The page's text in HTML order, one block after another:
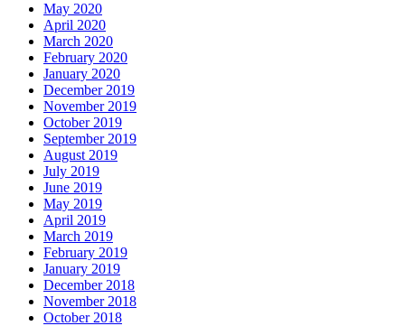
May 2020
April 2020
March 2020
February 2020
January 2020
December 2019
November 2019
October 2019
September 2019
August 2019
July 2019
June 2019
May 2019
April 2019
March 2019
February 2019
January 2019
December 2018
November 2018
October 2018